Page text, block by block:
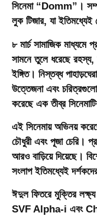
সিনেমা “Domm” ।
লুক টিজার, যা
৮ মার্চ সামাজিক মাধ্যমে
সামনে তুলে ধরেছে
ইঙ্গিত। নিস্তব্ধ
উত্তেজনা এবং
করেছে এক তীব্র
এই সিনেমায় অভিনয়
চৌধুরীএবং পূজা চেরি।
আরও বাড়িয়ে দিয়েছে।
সংলাপ ইতিমধ্যেই
ঈদুল ফিতরে মুক্তির লক্ষ্য
SVF Alpha-i এবং